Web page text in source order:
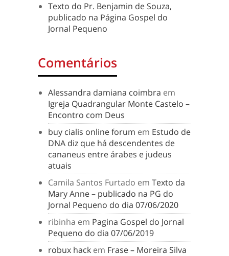
Texto do Pr. Benjamin de Souza,
publicado na Página Gospel do
Jornal Pequeno
Comentários
Alessandra damiana coimbra em
Igreja Quadrangular Monte Castelo –
Encontro com Deus
buy cialis online forum em Estudo de
DNA diz que há descendentes de
cananeus entre árabes e judeus
atuais
Camila Santos Furtado em Texto da
Mary Anne – publicado na PG do
Jornal Pequeno do dia 07/06/2020
ribinha em Pagina Gospel do Jornal
Pequeno do dia 07/06/2019
robux hack em Frase – Moreira Silva